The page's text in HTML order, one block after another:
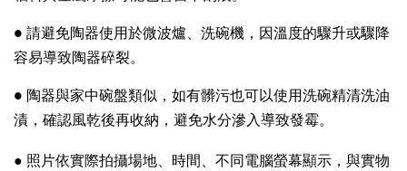
● 請避免陶器使用於微波爐、洗碗機，因溫度的驟升或驟降
容易導致陶器碎裂。
● 陶器與家中碗盤類似，如有髒污也可以使用洗碗精清洗油
漬，確認風乾後再收納，避免水分滲入導致發霉。
● 照片依實際拍攝場地、時間、不同電腦螢幕顯示，與實物